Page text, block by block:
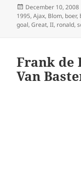
Posted
on
December 10, 2008
1995,Ajax, Blom, boer,
goal,Great,II, ronald,
Frank de
Van